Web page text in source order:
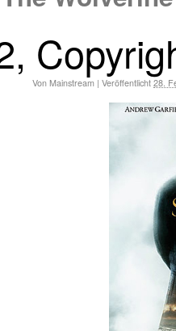
Von Mainstream | Veröffentlicht 28.